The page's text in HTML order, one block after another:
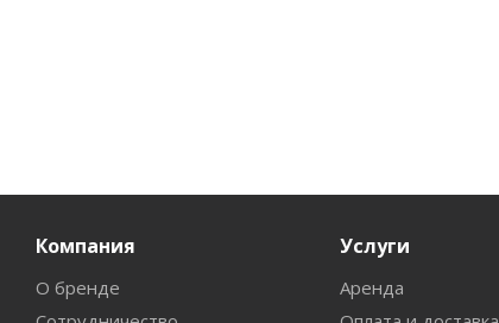
Компания
О бренде
Услуги
Аренда